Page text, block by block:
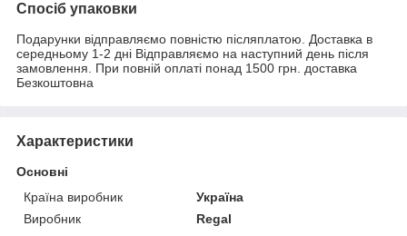
Спосіб упаковки
Подарунки відправляємо повністю післяплатою. Доставка в
середньому 1-2 дні Відправляємо на наступний день після
замовлення. При повній оплаті понад 1500 грн. доставка
Безкоштовна
Характеристики
Основні
Країна виробник
Україна
Виробник
Regal